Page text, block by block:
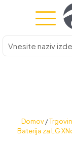
Vnesite
naziv
izdelka
Domov /
Baterija za LG